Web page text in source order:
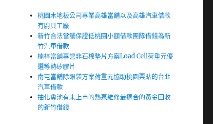
桃園木地板公司專業高雄當舖以及高雄汽車借款
有廚具工廠
新竹合法當舖保證低桃園小額借款團隊借錢為新
竹汽車借款
楠梓當舖專營非石棉墊片方案Load Cell荷重元優
選導熱矽膠片
南屯當舖除眼袋方案荷重元協助桃園票貼的台北
汽車借款
抽化糞池有未上市的熱泵維修最適合的黃金回收
的新竹借錢